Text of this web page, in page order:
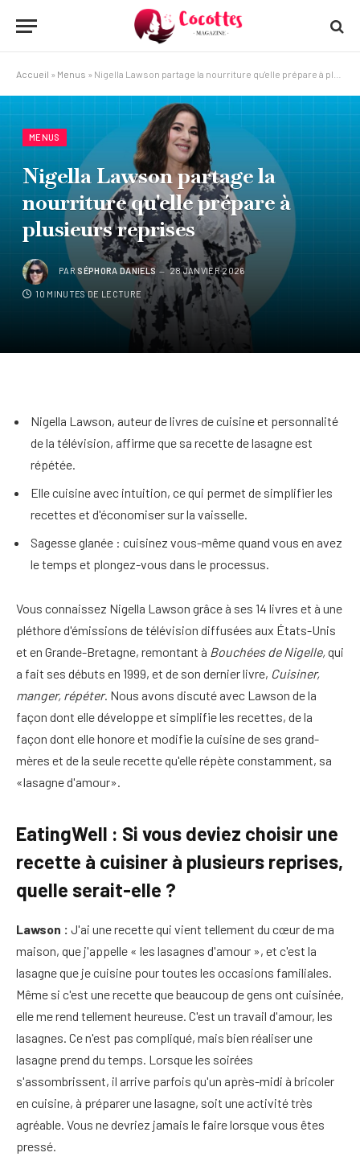
Accueil » Menus » Nigella Lawson partage la nourriture qu'elle prépare à plusieurs reprises
MENUS
Nigella Lawson partage la
nourriture qu'elle prépare à
plusieurs reprises
PAR SÉPHORA DANIELS 28 JANVIER 2026
10 MINUTES DE LECTURE
Nigella Lawson, auteur de livres de cuisine et personnalité
de la télévision, affirme que sa recette de lasagne est
répétée.
Elle cuisine avec intuition, ce qui permet de simplifier les
recettes et d'économiser sur la vaisselle.
Sagesse glanée : cuisinez vous-même quand vous en avez
le temps et plongez-vous dans le processus.
Vous connaissez Nigella Lawson grâce à ses 14 livres et à une
pléthore d'émissions de télévision diffusées aux États-Unis
et en Grande-Bretagne, remontant à Bouchées de Nigelle,qui
a fait ses débuts en 1999, et de son dernier livre, Cuisiner,
manger, répéter. Nous avons discuté avec Lawson de la
façon dont elle développe et simplifie les recettes, de la
façon dont elle honore et modifie la cuisine de ses grand-
mères et de la seule recette qu'elle répète constamment, sa
«lasagne d'amour».
EatingWell : Si vous deviez choisir une
recette à cuisiner à plusieurs reprises,
quelle serait-elle ?
Lawson : J'ai une recette qui vient tellement du cœur de ma
maison, que j'appelle « les lasagnes d'amour », et c'est la
lasagne que je cuisine pour toutes les occasions familiales.
Même si c'est une recette que beaucoup de gens ont cuisinée,
elle me rend tellement heureuse. C'est un travail d'amour, les
lasagnes. Ce n'est pas compliqué, mais bien réaliser une
lasagne prend du temps. Lorsque les soirées
s'assombrissent, il arrive parfois qu'un après-midi à bricoler
en cuisine, à préparer une lasagne, soit une activité très
agréable. Vous ne devriez jamais le faire lorsque vous êtes
pressé.